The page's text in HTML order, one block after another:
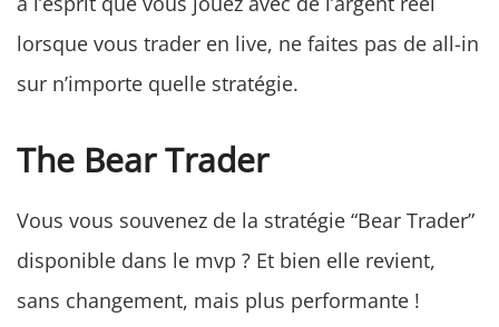
lorsque vous trader en live, ne faites pas de all-in
sur n’importe quelle stratégie.
The Bear Trader
Vous vous souvenez de la stratégie “Bear Trader”
disponible dans le mvp ? Et bien elle revient,
sans changement, mais plus performante !